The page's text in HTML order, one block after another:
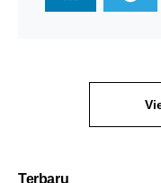
Terbaru